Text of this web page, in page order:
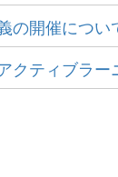
開催につい
クティブラ